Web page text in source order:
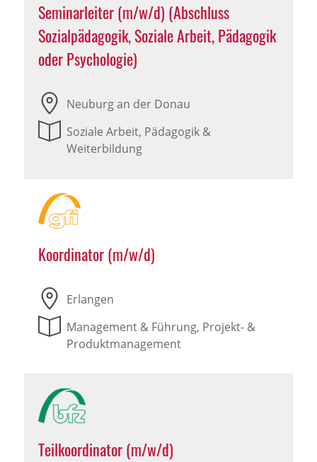
Seminarleiter (m/w/d) (Abschluss
Sozialpädagogik, Soziale Arbeit, Pädagogik
oder Psychologie)
Neuburg an der Donau
Soziale Arbeit, Pädagogik &
Weiterbildung
Koordinator (m/w/d)
Erlangen
Management & Führung, Projekt- &
Produktmanagement
Teilkoordinator (m/w/d)